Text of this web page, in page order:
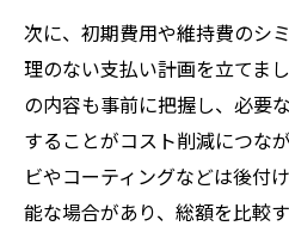
新車販売で押さえた
福岡市早良区の新車
早良区で話題の新
新車販売の地域密
維持費と支払い方法の
次に、初期費用や維持費のシ
理のない支払い計画を立てま
の内容も事前に把握し、必要
することがコスト削減につな
ビやコーティングなどは後付
能な場合があり、総額を比較